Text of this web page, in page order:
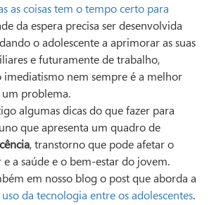
as coisas tem o tempo certo para
da espera precisa ser desenvolvida
o adolescente a aprimorar as suas
e futuramente de trabalho,
imediatismo nem sempre é a melhor
problema.
algumas dicas do que fazer para
que apresenta um quadro de
, transtorno que pode afetar o
a saúde e o bem-estar do jovem.
em nosso blog o post que aborda a
da tecnologia entre os adolescentes.